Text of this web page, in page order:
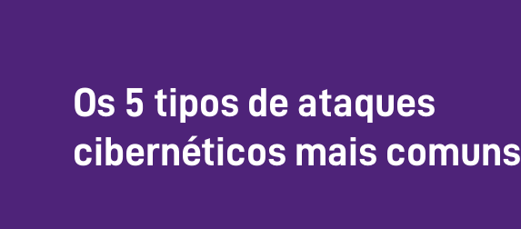
Os 5 tipos de ataques
cibernéticos mais comuns